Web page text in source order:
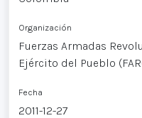
Organización
Fuerzas Armadas
Ejército del Pueblo
Fecha
2011-12-27